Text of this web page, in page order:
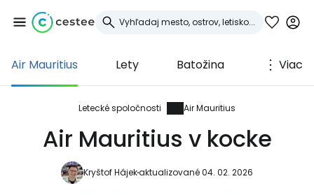
Air Mauritius Lety Batožina Viac
Letecké spoločnosti Air Mauritius
Air Mauritius v kocke
Kryštof Hájekaktualizované 04. 02. 2026
Prihláste sa do
služby Cestee
... celosvetovej komunity cestovateľov